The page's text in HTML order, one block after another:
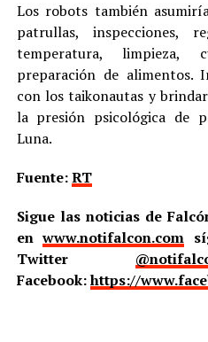
Los robots también
patrullas, inspecciones,
temperatura,
preparación de alimentos.
con los taikonautas y
la presión psicológica de
Luna.
Fuente:RT
Sigue las noticias de
enwww.notifalcon.com
Twitter
Facebook:https://